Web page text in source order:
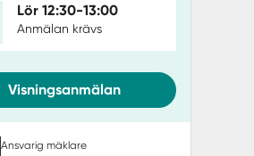
Lör 12:30-13:00
Anmälan krävs
Visningsanmälan
Ansvarig mäklare